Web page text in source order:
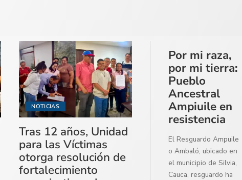
NOTICIAS
Tras 12 años, Unidad
para las Víctimas
otorga resolución de
fortalecimiento
Por mi raza,
por mi tierra:
Pueblo
Ancestral
Ampiuile en
resistencia
El Resguardo Ampuile
o Ambaló, ubicado en
el municipio de Silvia,
Cauca, resguardo ha